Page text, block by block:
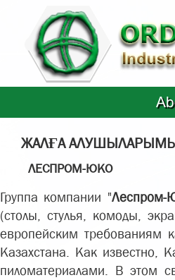
ЖАЛҒА
ЛЕСПРОМ-ЮКО
Группа компании "Леспром-
(столы, стулья, комоды,
европейским требованиям
Казахстана. Как известно,
пиломатериалами. В этом